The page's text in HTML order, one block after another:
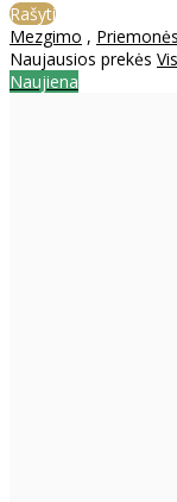
Rašyti
Mezgimo , Priemonės
Naujausios prekės
Naujiena